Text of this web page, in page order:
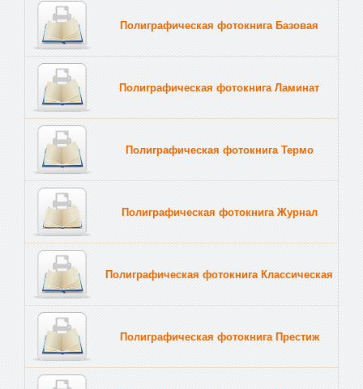
Полиграфическая фотокнига Базовая
Полиграфическая фотокнига Ламинат
Полиграфическая фотокнига Термо
Полиграфическая фотокнига Журнал
Полиграфическая фотокнига Классическая
Полиграфическая фотокнига Престиж